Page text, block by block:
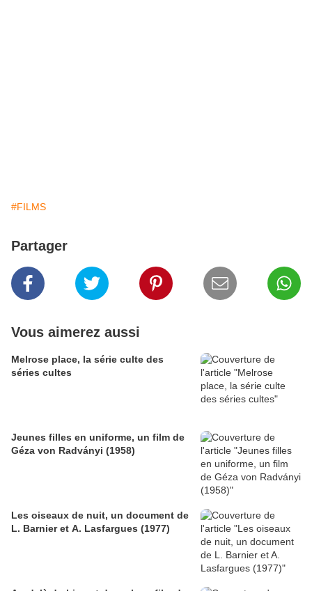
#FILMS
Partager
Vous aimerez aussi
Melrose place, la série culte des
séries cultes
Jeunes filles en uniforme, un film de
Géza von Radványi (1958)
Les oiseaux de nuit, un document de
L. Barnier et A. Lasfargues (1977)